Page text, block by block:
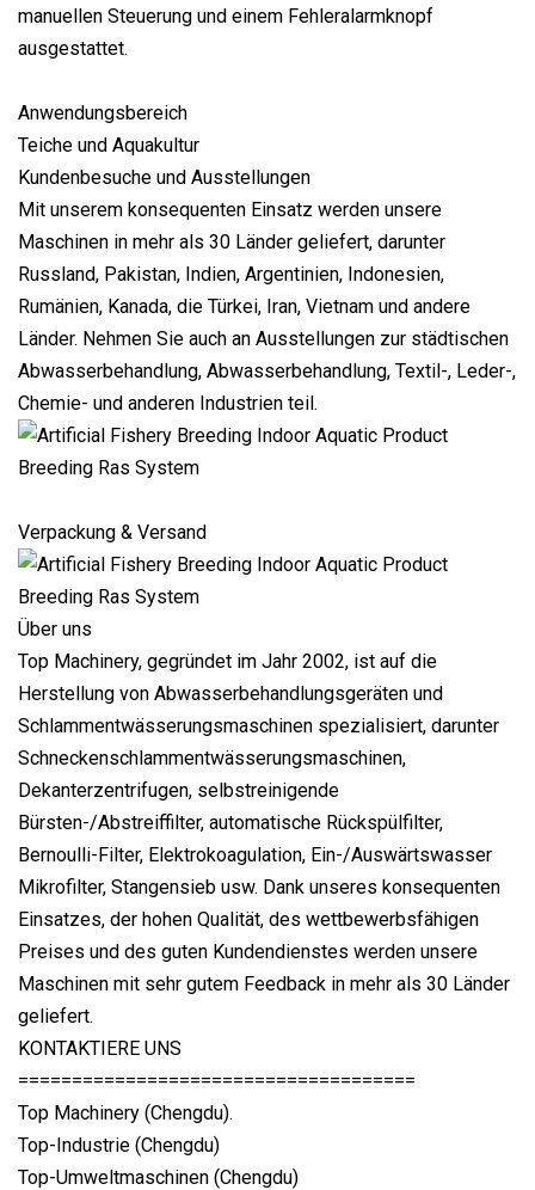
manuellen Steuerung und einem Fehleralarmknopf
ausgestattet.
Anwendungsbereich
Teiche und Aquakultur
Kundenbesuche und Ausstellungen
Mit unserem konsequenten Einsatz werden unsere
Maschinen in mehr als 30 Länder geliefert, darunter
Russland, Pakistan, Indien, Argentinien, Indonesien,
Rumänien, Kanada, die Türkei, Iran, Vietnam und andere
Länder. Nehmen Sie auch an Ausstellungen zur städtischen
Abwasserbehandlung, Abwasserbehandlung, Textil-, Leder-,
Chemie- und anderen Industrien teil.
Verpackung & Versand
Über uns
Top Machinery, gegründet im Jahr 2002, ist auf die
Herstellung von Abwasserbehandlungsgeräten und
Schlammentwässerungsmaschinen spezialisiert, darunter
Schneckenschlammentwässerungsmaschinen,
Dekanterzentrifugen, selbstreinigende
Bürsten-/Abstreiffilter, automatische Rückspülfilter,
Bernoulli-Filter, Elektrokoagulation, Ein-/Auswärtswasser
Mikrofilter, Stangensieb usw. Dank unseres konsequenten
Einsatzes, der hohen Qualität, des wettbewerbsfähigen
Preises und des guten Kundendienstes werden unsere
Maschinen mit sehr gutem Feedback in mehr als 30 Länder
geliefert.
KONTAKTIERE UNS
=====================================
Top Machinery (Chengdu).
Top-Industrie (Chengdu)
Top-Umweltmaschinen (Chengdu)